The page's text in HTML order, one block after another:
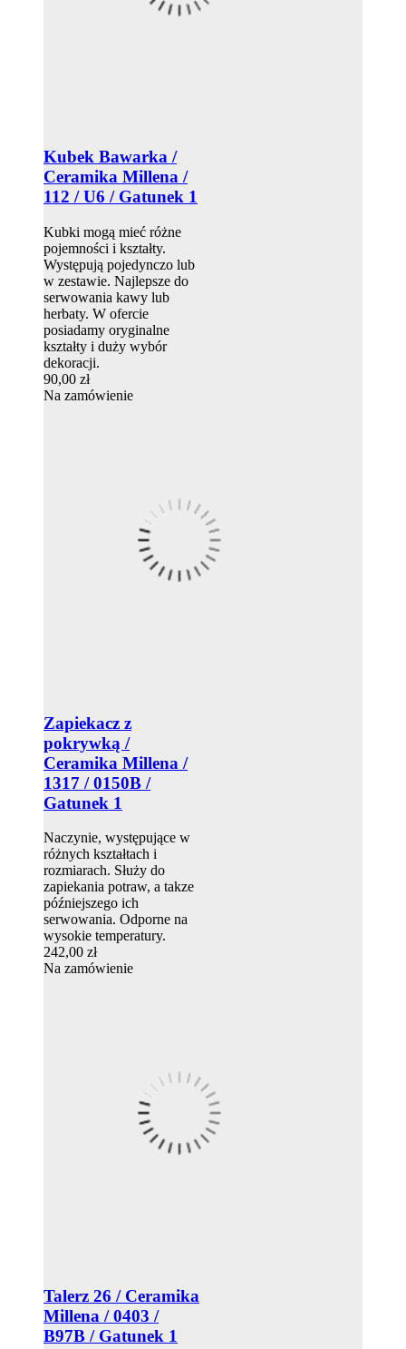
Kubek Bawarka /
Ceramika Millena /
112 / U6 / Gatunek 1
Kubki mogą mieć różne
pojemności i kształty.
Występują pojedynczo lub
w zestawie. Najlepsze do
serwowania kawy lub
herbaty. W ofercie
posiadamy oryginalne
kształty i duży wybór
dekoracji.
90,00 zł
Na zamówienie
Zapiekacz z
pokrywką /
Ceramika Millena /
1317 / 0150B /
Gatunek 1
Naczynie, występujące w
różnych kształtach i
rozmiarach. Służy do
zapiekania potraw, a takze
późniejszego ich
serwowania. Odporne na
wysokie temperatury.
242,00 zł
Na zamówienie
Talerz 26 / Ceramika
Millena / 0403 /
B97B / Gatunek 1